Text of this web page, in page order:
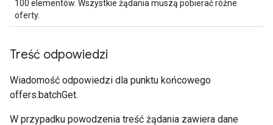
100 elementów. Wszystkie żądania muszą pobierać różne
oferty.
Treść odpowiedzi
Wiadomość odpowiedzi dla punktu końcowego
offers.batchGet.
W przypadku powodzenia treść żądania zawiera dane